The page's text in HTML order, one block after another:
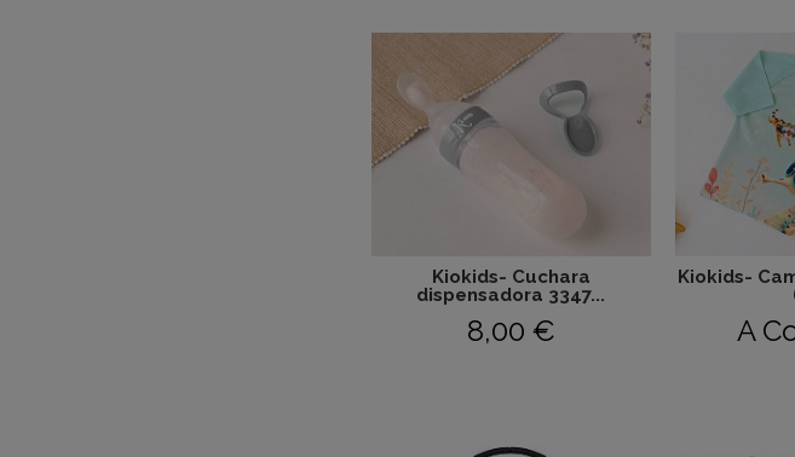
Kiokids- Cuchara
dispensadora 3347...
8,00 €
Kiokids-
A